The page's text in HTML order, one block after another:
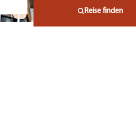
Reise finden